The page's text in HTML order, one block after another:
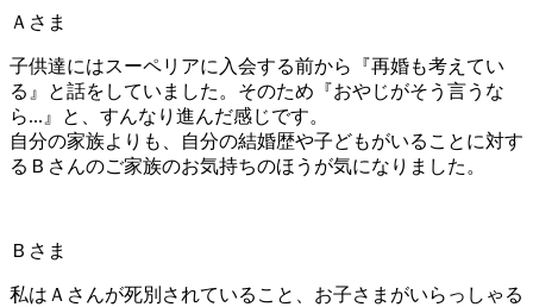
Ａさま
子供達にはスーペリアに入会する前から『再婚も考えてい
る』と話をしていました。そのため『おやじがそう言うな
ら...』と、すんなり進んだ感じです。
自分の家族よりも、自分の結婚歴や子どもがいることに対す
るＢさんのご家族のお気持ちのほうが気になりました。
Ｂさま
私はＡさんが死別されていること、お子さまがいらっしゃる